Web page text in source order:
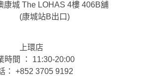
康城 The LOHAS 4樓 406B舖
康城站B出口)
上環店
時間 ： 11:30-20:00
： +852 3705 9192